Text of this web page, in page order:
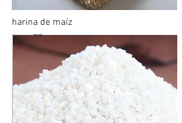
harina de maíz